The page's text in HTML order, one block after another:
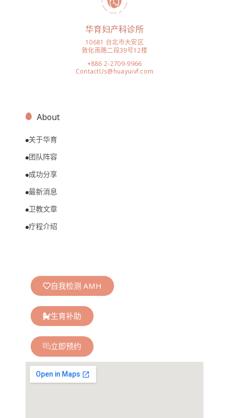
华育妇产科诊所
10681 台北市大安区
敦化南路二段39号12楼
+886 2-2709-9966
ContactUs@huayuivf.com
About
关于华育
团队阵容
成功分享
最新消息
卫教文章
疗程介绍
自我检测 AMH
生育补助
立即预约